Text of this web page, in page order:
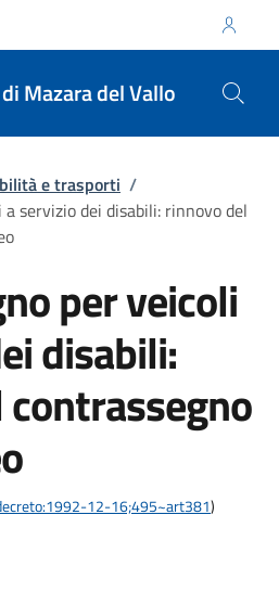
Mazara del Vallo
e trasporti /
servizio dei disabili: rinnovo del
per veicoli
disabili:
12-16;495~art381)